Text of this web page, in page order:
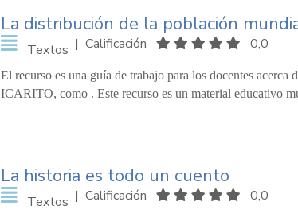
La distribución de la población
Textos | Calificación 0,0
El recurso es una guía de trabajo para los docentes
ICARITO, como . Este recurso es un material educativo
La historia es todo un cuento
Textos | Calificación 0,0